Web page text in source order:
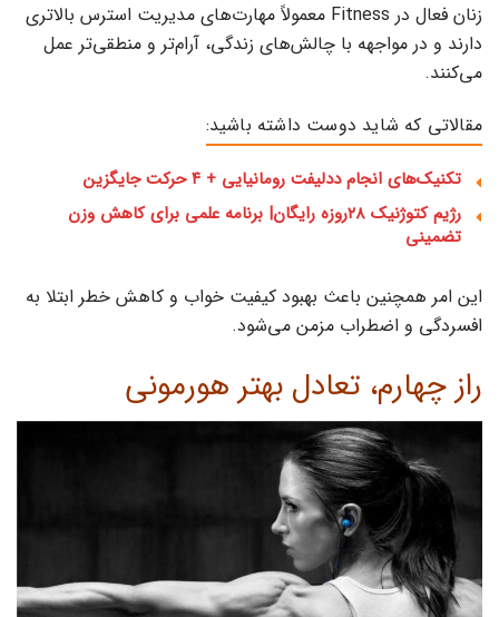
زنان فعال در Fitness معمولاً مهارت‌های مدیریت استرس بالاتری
دارند و در مواجهه با چالش‌های زندگی، آرام‌تر و منطقی‌تر عمل
می‌کنند.
مقالاتی که شاید دوست داشته باشید:
تکنیک‌های انجام ددلیفت رومانیایی + ۴ حرکت جایگزین
رژیم کتوژنیک ۲۸روزه رایگان| برنامه علمی برای کاهش وزن
تضمینی
این امر همچنین باعث بهبود کیفیت خواب و کاهش خطر ابتلا به
افسردگی و اضطراب مزمن می‌شود.
راز چهارم، تعادل بهتر هورمونی